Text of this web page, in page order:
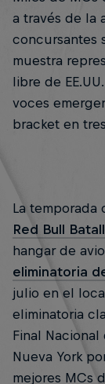
a través de la
concursantes
muestra
libre de
voces
bracket en
La temporada
Red Bull
hangar de
eliminatoria
julio en el
eliminatoria
Final Nacional
Nueva York
mejores MCs